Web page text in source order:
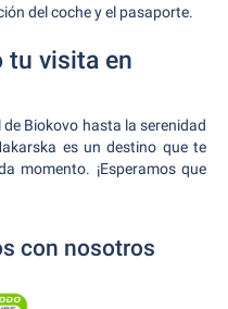
del coche y el pasaporte.
tu visita en
Biokovo hasta la serenidad
es un destino que te
momento. ¡Esperamos que
con nosotros